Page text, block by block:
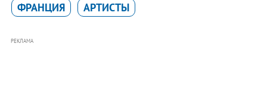
ФРАНЦИЯ АРТИСТЫ
РЕКЛАМА